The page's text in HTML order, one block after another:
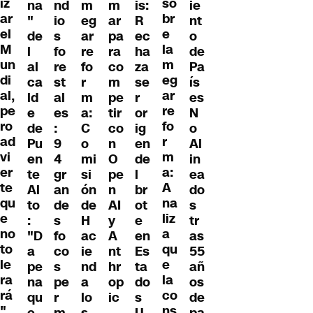
ar
el
M
un
di
al,
pe
ro
ad
vi
er
te
qu
e
no
to
le
ra
rá
na
"
de
l
al
ca
ld
e
de
Pu
en
te
Al
to
:
"D
a
pe
na
qu
nd
io
s
fo
re
st
al
es
:
9
4
gr
an
de
s
fo
co
s
pe
r
m
eg
ar
re
fo
r
m
a:
C
o
mi
si
ón
de
H
ac
ie
nd
a
lo
m
ar
pa
ra
co
m
pe
tir
co
n
O
pe
n
AI
y
A
nt
hr
op
ic
is:
R
ec
ha
za
se
r
or
ig
en
de
l
br
ot
e
en
Es
ta
do
s
br
e
la
m
eg
ar
re
fo
r
m
a:
A
na
liz
a
qu
e
la
co
ie
nt
o
de
Pa
ís
es
N
o
Al
in
ea
do
s
tr
as
55
añ
os
de